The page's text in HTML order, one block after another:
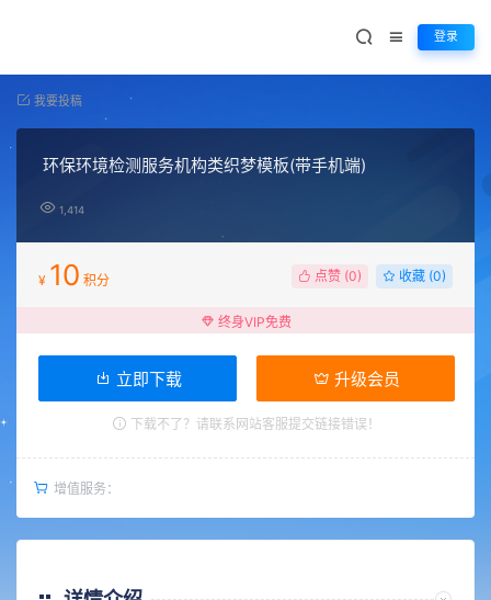
登录
我要投稿
环保环境检测服务机构类织梦模板(带手机端)
1,414
¥ 10 积分 点赞 (0) 收藏 (0)
终身VIP免费
立即下载 升级会员
下载不了？请联系网站客服提交链接错误！
增值服务：